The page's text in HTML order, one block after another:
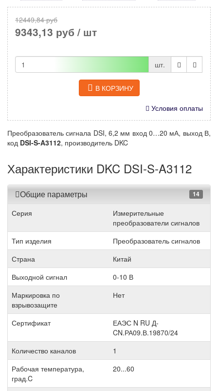
12449,84 руб
9343,13 руб / шт
шт.
В КОРЗИНУ
Условия оплаты
Преобразователь сигнала DSI, 6,2 мм вход 0…20 мА, выход В,
код DSI-S-A3112, производитель DKC
Характеристики DKC DSI-S-A3112
Общие параметры 14
Серия
Измерительные
преобразователи сигналов
Тип изделия
Преобразователь сигналов
Страна
Китай
Выходной сигнал
0-10 В
Маркировка по
взрывозащите
Нет
Сертификат
ЕАЭС N RU Д-
CN.РА09.В.19870/24
Количество каналов
1
Рабочая температура,
град.C
20...60